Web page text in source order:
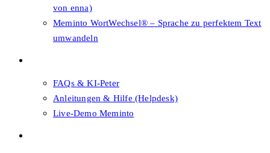
von enna)
Meminto WortWechsel® – Sprache zu perfektem Text
umwandeln
FAQs & KI-Peter
Anleitungen & Hilfe (Helpdesk)
Live-Demo Meminto